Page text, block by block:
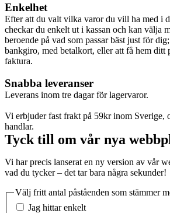
Enkelhet
Efter att du valt vilka varor du vill ha med i
checkar du enkelt ut i kassan och kan välja
beroende på vad som passar bäst just för
bankgiro, med betalkort, eller att få hem ditt
faktura.
Snabba leveranser
Leverans inom tre dagar för lagervaror.
Vi erbjuder fast frakt på 59kr inom Sverige,
handlar.
Tyck till om vår nya
Vi har precis lanserat en ny version av vår
vad du tycker – det tar bara några sekunder!
Välj fritt antal påståenden som stämmer
Jag hittar enkelt